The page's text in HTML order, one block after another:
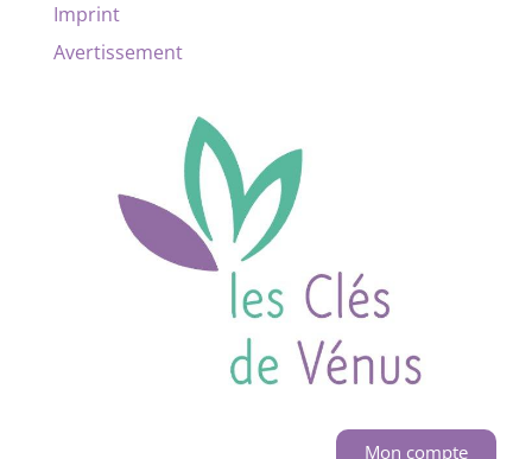
Imprint
Avertissement
Mon compte